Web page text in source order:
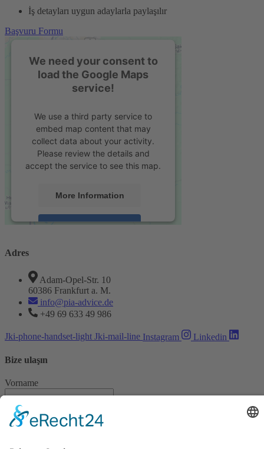
İş detayları uygun adaylarla paylaşılır
Başvuru Formu
We need your consent to
load the Google Maps
service!
We use a third party service to
embed map content that may
collect data about your activity.
Please review the details and
accept the service to see this map.
More Information
Accept
Management Platform
Adres
Adam-Opel-Str. 10
60386 Frankfurt a. M.
info@pia-advice.de
+49 69 633 49 986
Jki-phone-handset-light Jki-mail-line Instagram Linkedin
Bize ulaşın
Vorname
Nachname
E-Mail